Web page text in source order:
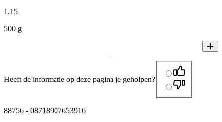
1 .15
500 g
Heeft de informatie op deze pagina je geholpen?
88756 - 08718907653916